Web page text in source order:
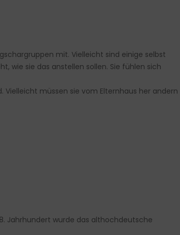
mit. Vielleicht sind einige selbst
wie sie das anstellen sollen. Sie fühlen sich
Vielleicht müssen sie vom Elternhaus her andern
Jahrhundert wurde das althochdeutsche